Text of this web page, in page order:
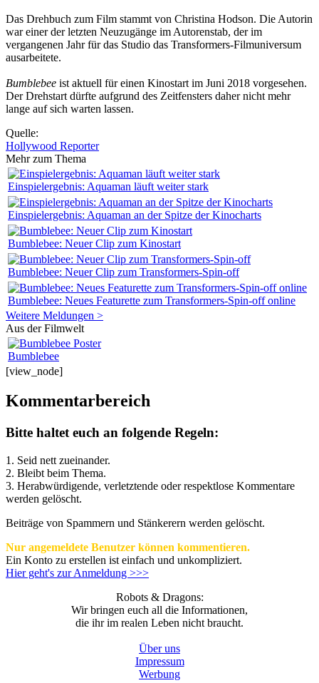
Das Drehbuch zum Film stammt von Christina Hodson. Die Autorin
war einer der letzten Neuzugänge im Autorenstab, der im
vergangenen Jahr für das Studio das Transformers-Filmuniversum
ausarbeitete.
Bumblebee ist aktuell für einen Kinostart im Juni 2018 vorgesehen.
Der Drehstart dürfte aufgrund des Zeitfensters daher nicht mehr
lange auf sich warten lassen.
Quelle:
Hollywood Reporter
Mehr zum Thema
Einspielergebnis: Aquaman läuft weiter stark
Einspielergebnis: Aquaman an der Spitze der Kinocharts
Bumblebee: Neuer Clip zum Kinostart
Bumblebee: Neuer Clip zum Transformers-Spin-off
Bumblebee: Neues Featurette zum Transformers-Spin-off online
Weitere Meldungen >
Aus der Filmwelt
Bumblebee
[view_node]
Kommentarbereich
Bitte haltet euch an folgende Regeln:
1. Seid nett zueinander.
2. Bleibt beim Thema.
3. Herabwürdigende, verletztende oder respektlose Kommentare
werden gelöscht.
Beiträge von Spammern und Stänkerern werden gelöscht.
Nur angemeldete Benutzer können kommentieren.
Ein Konto zu erstellen ist einfach und unkompliziert.
Hier geht's zur Anmeldung >>>
Robots & Dragons:
Wir bringen euch all die Informationen,
die ihr im realen Leben nicht braucht.
Über uns
Impressum
Werbung